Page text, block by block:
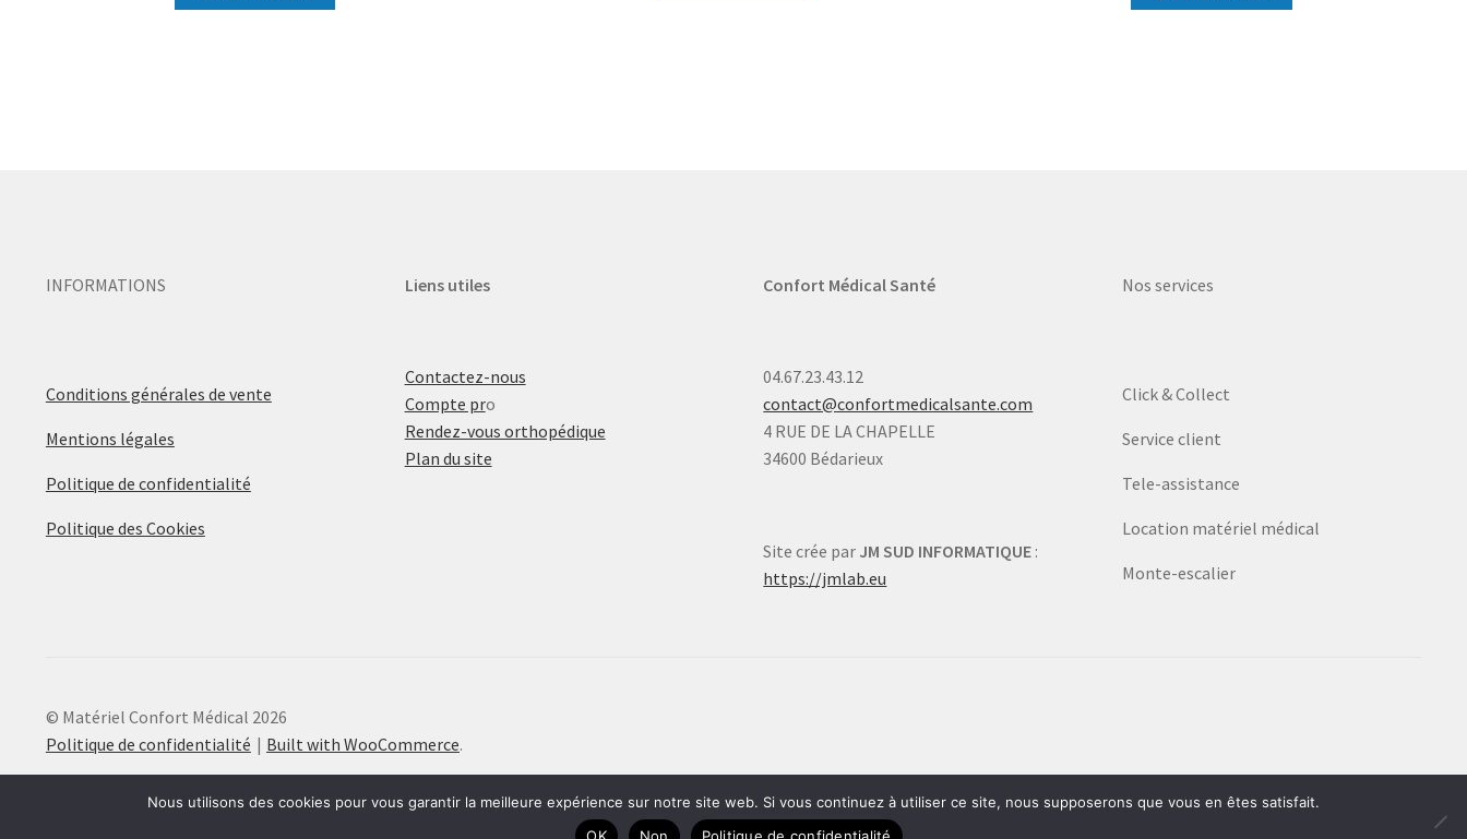
INFORMATIONS
Conditions générales de vente
Mentions légales
Politique de confidentialité
Politique des Cookies
Liens utiles
Contactez-nous
Compte pro
Rendez-vous orthopédique
Plan du site
Confort Médical Santé
04.67.23.43.12
contact@confortmedicalsante.com
4 RUE DE LA CHAPELLE
34600 Bédarieux
Site crée par JM SUD INFORMATIQUE :
https://jmlab.eu
Nos services
Click & Collect
Service client
Tele-assistance
Location matériel médical
Monte-escalier
© Matériel Confort Médical 2026
Politique de confidentialité
Built with WooCommerce.
Nous utilisons des cookies pour vous garantir la meilleure expérience sur notre site web. Si vous continuez à utiliser ce site, nous supposerons que vous en êtes satisfait.
OK
Non Politique de confidentialité